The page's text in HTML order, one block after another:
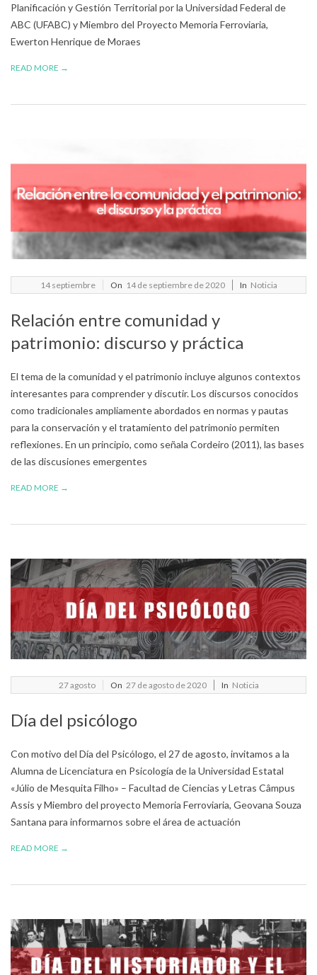
Planificación y Gestión Territorial por la Universidad Federal de
ABC (UFABC) y Miembro del Proyecto Memoria Ferroviaria,
Ewerton Henrique de Moraes
READ MORE →
14
14 septiembre On 14 de septiembre de 2020 In Noticia
Relación entre comunidad y
patrimonio: discurso y práctica
El tema de la comunidad y el patrimonio incluye algunos contextos
interesantes para comprender y discutir. Los discursos conocidos
como tradicionales ampliamente abordados en normas y pautas
para la conservación y el tratamiento del patrimonio permiten
reflexiones. En un principio, como señala Cordeiro (2011), las bases
de las discusiones emergentes
READ MORE →
27
27agosto On 27 de agosto de 2020 In Noticia
Día del psicólogo
Con motivo del Día del Psicólogo, el 27 de agosto, invitamos a la
Alumna de Licenciatura en Psicología de la Universidad Estatal
«Júlio de Mesquita Filho» – Facultad de Ciencias y Letras Câmpus
Assis y Miembro del proyecto Memoria Ferroviaria, Geovana Souza
Santana para informarnos sobre el área de actuación
READ MORE →